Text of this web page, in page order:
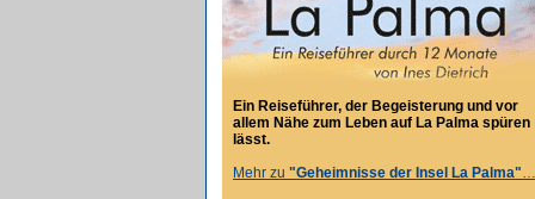
Ein Reiseführer, der Begeisterung und vor
allem Nähe zum Leben auf La Palma spüren
lässt.
Mehr zu "Geheimnisse der Insel La Palma"…